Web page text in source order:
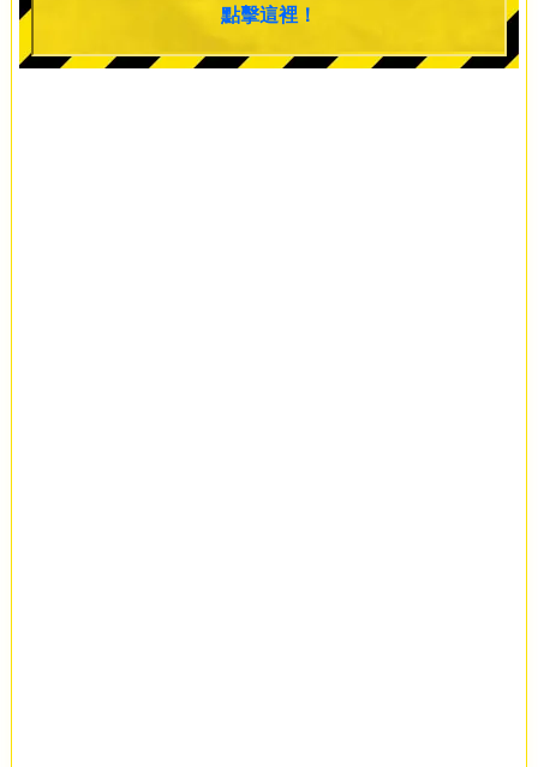
點擊這裡！